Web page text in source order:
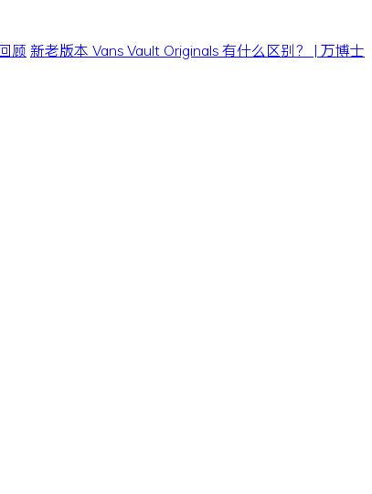
顾 新老版本 Vans Vault Originals 有什么区别？ | 万博士